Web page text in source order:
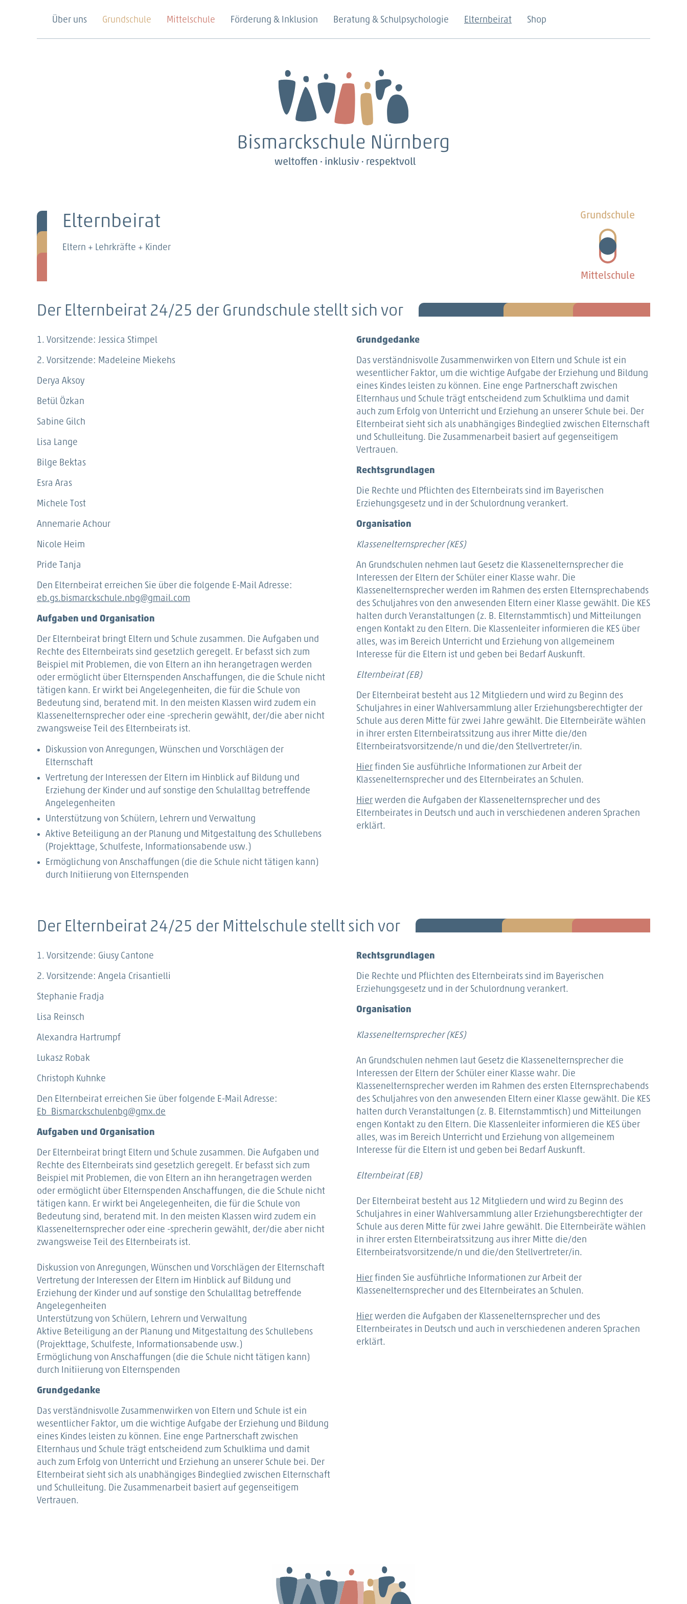
Über uns Grundschule Mittelschule Förderung & Inklusion Beratung & Schulpsychologie Elternbeirat Shop
Elternbeirat
Eltern + Lehrkräfte + Kinder
Grundschule
Mittelschule
Der Elternbeirat 24/25 der Grundschule stellt sich vor
1. Vorsitzende: Jessica Stimpel
2. Vorsitzende: Madeleine Miekehs
Derya Aksoy
Betül Özkan
Sabine Gilch
Lisa Lange
Bilge Bektas
Esra Aras
Michele Tost
Annemarie Achour
Nicole Heim
Pride Tanja
Den Elternbeirat erreichen Sie über die folgende E-Mail Adresse:
eb.gs.bismarckschule.nbg@gmail.com
Aufgaben und Organisation
Der Elternbeirat bringt Eltern und Schule zusammen. Die Aufgaben und
Rechte des Elternbeirats sind gesetzlich geregelt. Er befasst sich zum
Beispiel mit Problemen, die von Eltern an ihn herangetragen werden
oder ermöglicht über Elternspenden Anschaffungen, die die Schule nicht
tätigen kann. Er wirkt bei Angelegenheiten, die für die Schule von
Bedeutung sind, beratend mit. In den meisten Klassen wird zudem ein
Klassenelternsprecher oder eine -sprecherin gewählt, der/die aber nicht
zwangsweise Teil des Elternbeirats ist.
Diskussion von Anregungen, Wünschen und Vorschlägen der
Elternschaft
Vertretung der Interessen der Eltern im Hinblick auf Bildung und
Erziehung der Kinder und auf sonstige den Schulalltag betreffende
Angelegenheiten
Unterstützung von Schülern, Lehrern und Verwaltung
Aktive Beteiligung an der Planung und Mitgestaltung des Schullebens
(Projekttage, Schulfeste, Informationsabende usw.)
Ermöglichung von Anschaffungen (die die Schule nicht tätigen kann)
durch Initiierung von Elternspenden
Grundgedanke
Das verständnisvolle Zusammenwirken von Eltern und Schule ist ein
wesentlicher Faktor, um die wichtige Aufgabe der Erziehung und Bildung
eines Kindes leisten zu können. Eine enge Partnerschaft zwischen
Elternhaus und Schule trägt entscheidend zum Schulklima und damit
auch zum Erfolg von Unterricht und Erziehung an unserer Schule bei. Der
Elternbeirat sieht sich als unabhängiges Bindeglied zwischen Elternschaft
und Schulleitung. Die Zusammenarbeit basiert auf gegenseitigem
Vertrauen.
Rechtsgrundlagen
Die Rechte und Pflichten des Elternbeirats sind im Bayerischen
Erziehungsgesetz und in der Schulordnung verankert.
Organisation
Klassenelternsprecher (KES)
An Grundschulen nehmen laut Gesetz die Klassenelternsprecher die
Interessen der Eltern der Schüler einer Klasse wahr. Die
Klassenelternsprecher werden im Rahmen des ersten Elternsprechabends
des Schuljahres von den anwesenden Eltern einer Klasse gewählt. Die KES
halten durch Veranstaltungen (z. B. Elternstammtisch) und Mitteilungen
engen Kontakt zu den Eltern. Die Klassenleiter informieren die KES über
alles, was im Bereich Unterricht und Erziehung von allgemeinem
Interesse für die Eltern ist und geben bei Bedarf Auskunft.
Elternbeirat (EB)
Der Elternbeirat besteht aus 12 Mitgliedern und wird zu Beginn des
Schuljahres in einer Wahlversammlung aller Erziehungsberechtigter der
Schule aus deren Mitte für zwei Jahre gewählt. Die Elternbeiräte wählen
in ihrer ersten Elternbeiratssitzung aus ihrer Mitte die/den
Elternbeiratsvorsitzende/n und die/den Stellvertreter/in.
Hier finden Sie ausführliche Informationen zur Arbeit der
Klassenelternsprecher und des Elternbeirates an Schulen.
Hier werden die Aufgaben der Klassenelternsprecher und des
Elternbeirates in Deutsch und auch in verschiedenen anderen Sprachen
erklärt.
Der Elternbeirat 24/25 der Mittelschule stellt sich vor
1. Vorsitzende: Giusy Cantone
2. Vorsitzende: Angela Crisantielli
Stephanie Fradja
Lisa Reinsch
Alexandra Hartrumpf
Lukasz Robak
Christoph Kuhnke
Den Elternbeirat erreichen Sie über folgende E-Mail Adresse:
Eb_Bismarckschulenbg@gmx.de
Aufgaben und Organisation
Der Elternbeirat bringt Eltern und Schule zusammen. Die Aufgaben und
Rechte des Elternbeirats sind gesetzlich geregelt. Er befasst sich zum
Beispiel mit Problemen, die von Eltern an ihn herangetragen werden
oder ermöglicht über Elternspenden Anschaffungen, die die Schule nicht
tätigen kann. Er wirkt bei Angelegenheiten, die für die Schule von
Bedeutung sind, beratend mit. In den meisten Klassen wird zudem ein
Klassenelternsprecher oder eine -sprecherin gewählt, der/die aber nicht
zwangsweise Teil des Elternbeirats ist.
Diskussion von Anregungen, Wünschen und Vorschlägen der Elternschaft
Vertretung der Interessen der Eltern im Hinblick auf Bildung und
Erziehung der Kinder und auf sonstige den Schulalltag betreffende
Angelegenheiten
Unterstützung von Schülern, Lehrern und Verwaltung
Aktive Beteiligung an der Planung und Mitgestaltung des Schullebens
(Projekttage, Schulfeste, Informationsabende usw.)
Ermöglichung von Anschaffungen (die die Schule nicht tätigen kann)
durch Initiierung von Elternspenden
Grundgedanke
Das verständnisvolle Zusammenwirken von Eltern und Schule ist ein
wesentlicher Faktor, um die wichtige Aufgabe der Erziehung und Bildung
eines Kindes leisten zu können. Eine enge Partnerschaft zwischen
Elternhaus und Schule trägt entscheidend zum Schulklima und damit
auch zum Erfolg von Unterricht und Erziehung an unserer Schule bei. Der
Elternbeirat sieht sich als unabhängiges Bindeglied zwischen Elternschaft
und Schulleitung. Die Zusammenarbeit basiert auf gegenseitigem
Vertrauen.
Rechtsgrundlagen
Die Rechte und Pflichten des Elternbeirats sind im Bayerischen
Erziehungsgesetz und in der Schulordnung verankert.
Organisation
Klassenelternsprecher (KES)
An Grundschulen nehmen laut Gesetz die Klassenelternsprecher die
Interessen der Eltern der Schüler einer Klasse wahr. Die
Klassenelternsprecher werden im Rahmen des ersten Elternsprechabends
des Schuljahres von den anwesenden Eltern einer Klasse gewählt. Die KES
halten durch Veranstaltungen (z. B. Elternstammtisch) und Mitteilungen
engen Kontakt zu den Eltern. Die Klassenleiter informieren die KES über
alles, was im Bereich Unterricht und Erziehung von allgemeinem
Interesse für die Eltern ist und geben bei Bedarf Auskunft.
Elternbeirat (EB)
Der Elternbeirat besteht aus 12 Mitgliedern und wird zu Beginn des
Schuljahres in einer Wahlversammlung aller Erziehungsberechtigter der
Schule aus deren Mitte für zwei Jahre gewählt. Die Elternbeiräte wählen
in ihrer ersten Elternbeiratssitzung aus ihrer Mitte die/den
Elternbeiratsvorsitzende/n und die/den Stellvertreter/in.
Hier finden Sie ausführliche Informationen zur Arbeit der
Klassenelternsprecher und des Elternbeirates an Schulen.
Hier werden die Aufgaben der Klassenelternsprecher und des
Elternbeirates in Deutsch und auch in verschiedenen anderen Sprachen
erklärt.